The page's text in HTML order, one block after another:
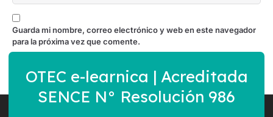
Guarda mi nombre, correo electrónico y web en este navegador
para la próxima vez que comente.
OTEC e-learnica | Acreditada
SENCE N° Resolución 986